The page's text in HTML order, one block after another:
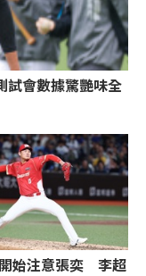
試會數據驚艷味全
始注意張奕 李超